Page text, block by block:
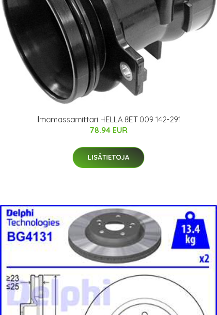
Ilmamassamittari HELLA 8ET 009 142-291
78.94 EUR
LISÄTIETOJA